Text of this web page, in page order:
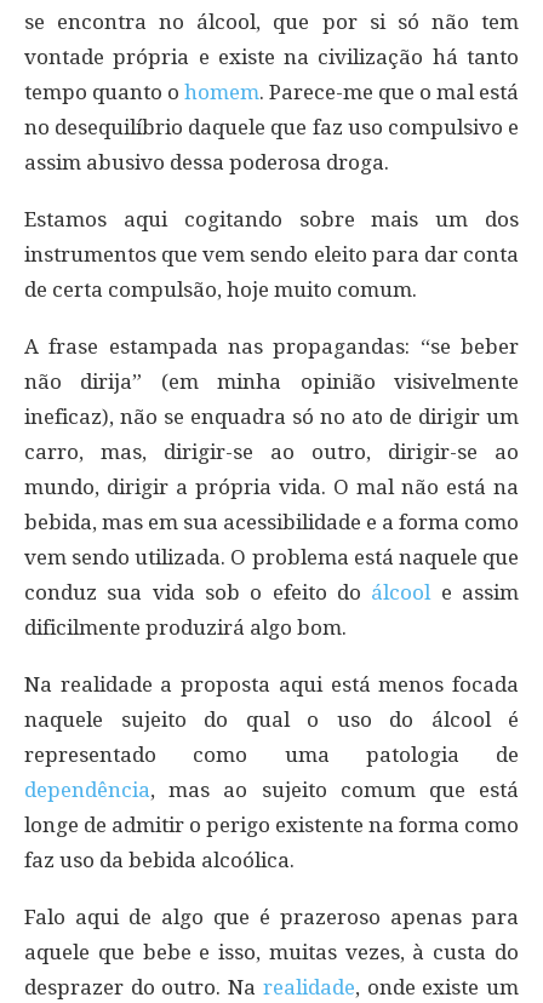
se encontra no álcool, que por si só não tem
vontade própria e existe na civilização há tanto
tempo quanto o homem. Parece-me que o mal está
no desequilíbrio daquele que faz uso compulsivo e
assim abusivo dessa poderosa droga.
Estamos aqui cogitando sobre mais um dos
instrumentos que vem sendo eleito para dar conta
de certa compulsão, hoje muito comum.
A frase estampada nas propagandas: “se beber
não dirija” (em minha opinião visivelmente
ineficaz), não se enquadra só no ato de dirigir um
carro, mas, dirigir-se ao outro, dirigir-se ao
mundo, dirigir a própria vida. O mal não está na
bebida, mas em sua acessibilidade e a forma como
vem sendo utilizada. O problema está naquele que
conduz sua vida sob o efeito do álcool e assim
dificilmente produzirá algo bom.
Na realidade a proposta aqui está menos focada
naquele sujeito do qual o uso do álcool é
representado como uma patologia de
dependência, mas ao sujeito comum que está
longe de admitir o perigo existente na forma como
faz uso da bebida alcoólica.
Falo aqui de algo que é prazeroso apenas para
aquele que bebe e isso, muitas vezes, à custa do
desprazer do outro. Na realidade, onde existe um